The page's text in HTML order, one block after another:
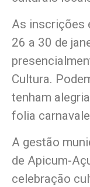
As inscrições
26 a 30 de
Cultura.
tenham
folia
A gestão
de Apicum-
celebração